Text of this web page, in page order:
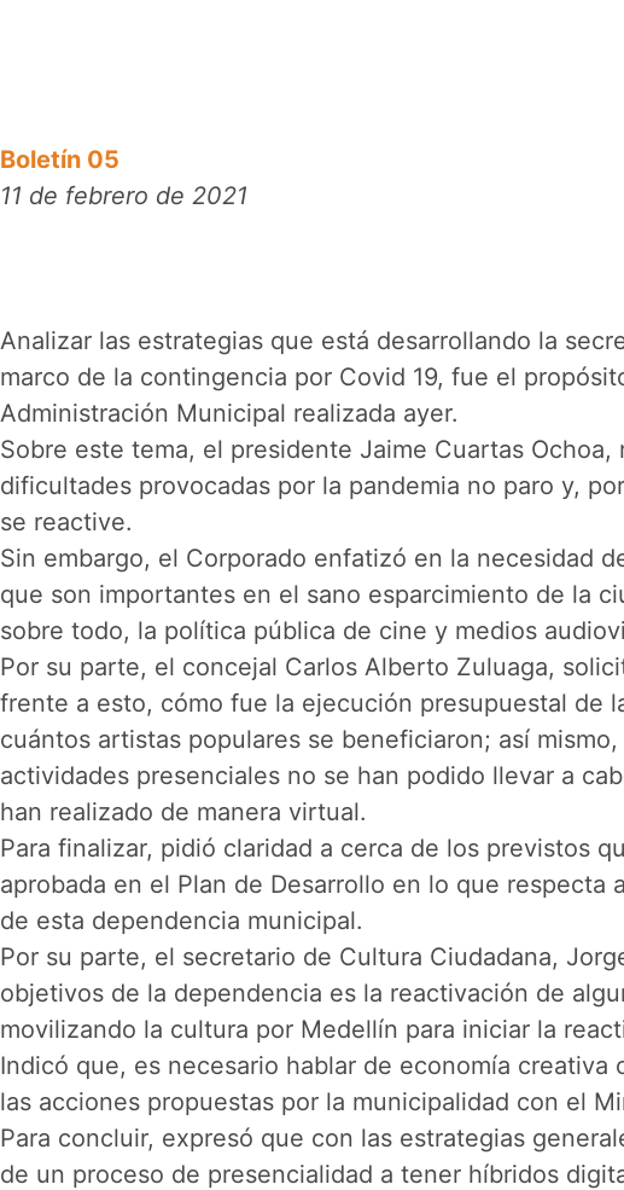
Boletín 05
11 de febrero de 2021
Analizar las estrategias que está desarrollando la
marco de la contingencia por Covid 19, fue el
Administración Municipal realizada ayer.
Sobre este tema, el presidente Jaime Cuartas
dificultades provocadas por la pandemia no paro y,
se reactive.
Sin embargo, el Corporado enfatizó en la necesidad
que son importantes en el sano esparcimiento de la
sobre todo, la política pública de cine y medios
Por su parte, el concejal Carlos Alberto Zuluaga,
frente a esto, cómo fue la ejecución presupuestal de
cuántos artistas populares se beneficiaron; así
actividades presenciales no se han podido llevar a
han realizado de manera virtual.
Para finalizar, pidió claridad a cerca de los previstos
aprobada en el Plan de Desarrollo en lo que
de esta dependencia municipal.
Por su parte, el secretario de Cultura Ciudadana,
objetivos de la dependencia es la reactivación de
movilizando la cultura por Medellín para iniciar la
Indicó que, es necesario hablar de economía
las acciones propuestas por la municipalidad con el
Para concluir, expresó que con las estrategias
de un proceso de presencialidad a tener híbridos